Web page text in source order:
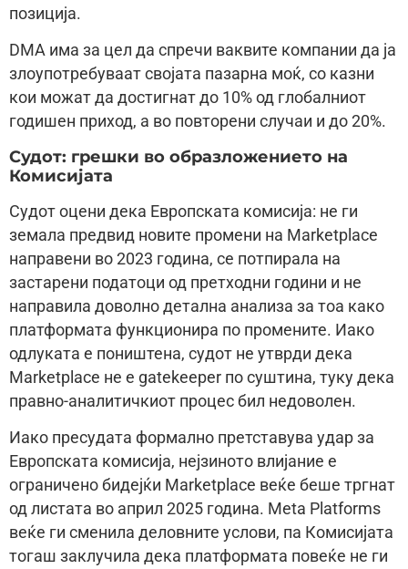
позиција.
DMA има за цел да спречи ваквите компании да ја
злоупотребуваат својата пазарна моќ, со казни
кои можат да достигнат до 10% од глобалниот
годишен приход, а во повторени случаи и до 20%.
Судот: грешки во образложението на
Комисијата
Судот оцени дека Европската комисија: не ги
земала предвид новите промени на Marketplace
направени во 2023 година, се потпирала на
застарени податоци од претходни години и не
направила доволно детална анализа за тоа како
платформата функционира по промените. Иако
одлуката е поништена, судот не утврди дека
Marketplace не е gatekeeper по суштина, туку дека
правно-аналитичкиот процес бил недоволен.
Иако пресудата формално претставува удар за
Европската комисија, нејзиното влијание е
ограничено бидејќи Marketplace веќе беше тргнат
од листата во април 2025 година. Meta Platforms
веќе ги сменила деловните услови, па Комисијата
тогаш заклучила дека платформата повеќе не ги